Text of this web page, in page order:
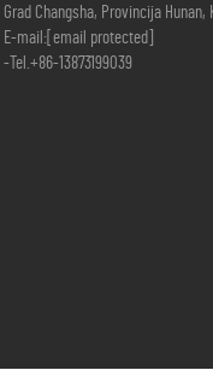
Grad Changsha, Provincija Hunan,
E-mail:[email protected]
-Tel. +86-13873199039